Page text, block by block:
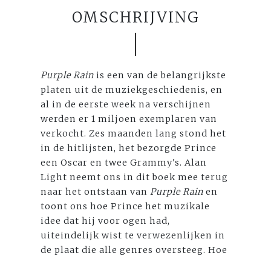
OMSCHRIJVING
Purple Rain is een van de belangrijkste
platen uit de muziekgeschiedenis, en
al in de eerste week na verschijnen
werden er 1 miljoen exemplaren van
verkocht. Zes maanden lang stond het
in de hitlijsten, het bezorgde Prince
een Oscar en twee Grammy's. Alan
Light neemt ons in dit boek mee terug
naar het ontstaan vanPurple Rainen
toont ons hoe Prince het muzikale
idee dat hij voor ogen had,
uiteindelijk wist te verwezenlijken in
de plaat die alle genres oversteeg. Hoe